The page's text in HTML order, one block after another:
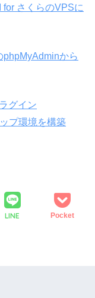
さくらのVPSに
phpMyAdminから
グイン
プ環境を構築
LINE Pocket